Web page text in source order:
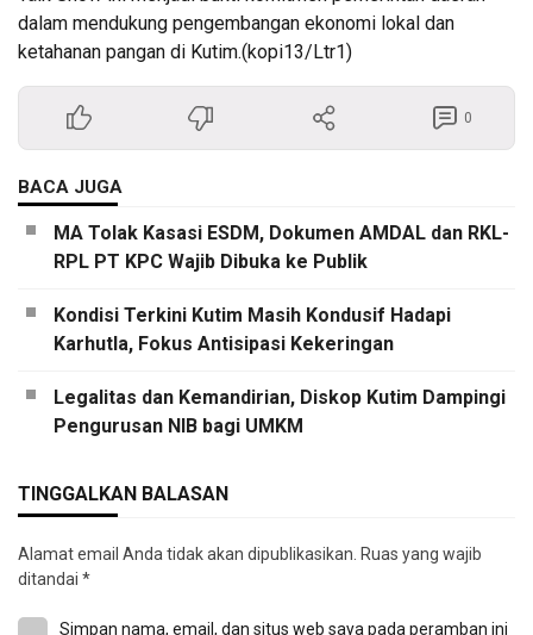
dalam mendukung pengembangan ekonomi lokal dan
ketahanan pangan di Kutim.(kopi13/Ltr1)
0
BACA JUGA
MA Tolak Kasasi ESDM, Dokumen AMDAL dan RKL-
RPL PT KPC Wajib Dibuka ke Publik
Kondisi Terkini Kutim Masih Kondusif Hadapi
Karhutla, Fokus Antisipasi Kekeringan
Legalitas dan Kemandirian, Diskop Kutim Dampingi
Pengurusan NIB bagi UMKM
TINGGALKAN BALASAN
Alamat email Anda tidak akan dipublikasikan. Ruas yang wajib
ditandai *
Simpan nama, email, dan situs web saya pada peramban ini